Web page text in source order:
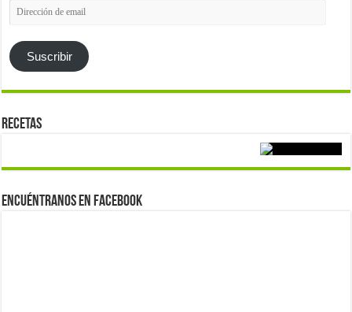
Dirección
de
Suscribir
Recetas
Encuéntranos en Facebook